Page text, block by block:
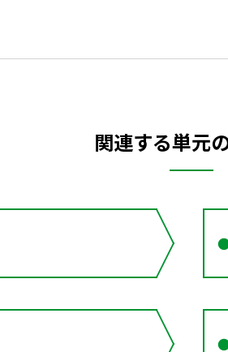
関連する単元